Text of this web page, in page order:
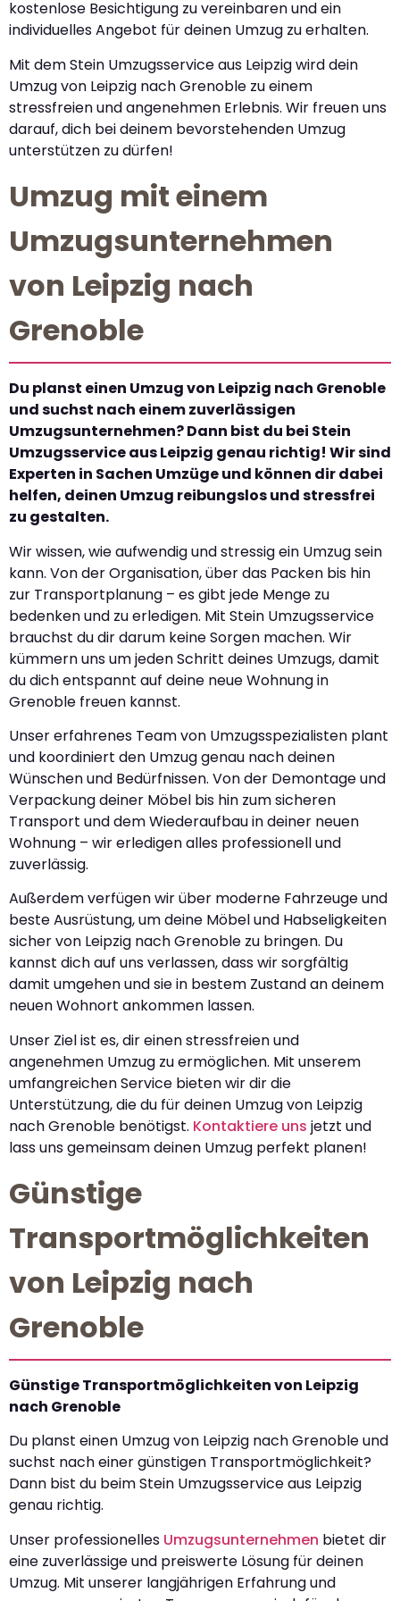
kostenlose Besichtigung zu vereinbaren und ein
individuelles Angebot für deinen Umzug zu erhalten.
Mit dem Stein Umzugsservice aus Leipzig wird dein
Umzug von Leipzig nach Grenoble zu einem
stressfreien und angenehmen Erlebnis. Wir freuen uns
darauf, dich bei deinem bevorstehenden Umzug
unterstützen zu dürfen!
Umzug mit einem
Umzugsunternehmen
von Leipzig nach
Grenoble
Du planst einen Umzug von Leipzig nach Grenoble
und suchst nach einem zuverlässigen
Umzugsunternehmen? Dann bist du bei Stein
Umzugsservice aus Leipzig genau richtig! Wir sind
Experten in Sachen Umzüge und können dir dabei
helfen, deinen Umzug reibungslos und stressfrei
zu gestalten.
Wir wissen, wie aufwendig und stressig ein Umzug sein
kann. Von der Organisation, über das Packen bis hin
zur Transportplanung – es gibt jede Menge zu
bedenken und zu erledigen. Mit Stein Umzugsservice
brauchst du dir darum keine Sorgen machen. Wir
kümmern uns um jeden Schritt deines Umzugs, damit
du dich entspannt auf deine neue Wohnung in
Grenoble freuen kannst.
Unser erfahrenes Team von Umzugsspezialisten plant
und koordiniert den Umzug genau nach deinen
Wünschen und Bedürfnissen. Von der Demontage und
Verpackung deiner Möbel bis hin zum sicheren
Transport und dem Wiederaufbau in deiner neuen
Wohnung – wir erledigen alles professionell und
zuverlässig.
Außerdem verfügen wir über moderne Fahrzeuge und
beste Ausrüstung, um deine Möbel und Habseligkeiten
sicher von Leipzig nach Grenoble zu bringen. Du
kannst dich auf uns verlassen, dass wir sorgfältig
damit umgehen und sie in bestem Zustand an deinem
neuen Wohnort ankommen lassen.
Unser Ziel ist es, dir einen stressfreien und
angenehmen Umzug zu ermöglichen. Mit unserem
umfangreichen Service bieten wir dir die
Unterstützung, die du für deinen Umzug von Leipzig
nach Grenoble benötigst. Kontaktiere uns jetzt und
lass uns gemeinsam deinen Umzug perfekt planen!
Günstige
Transportmöglichkeiten
von Leipzig nach
Grenoble
Günstige Transportmöglichkeiten von Leipzig
nach Grenoble
Du planst einen Umzug von Leipzig nach Grenoble und
suchst nach einer günstigen Transportmöglichkeit?
Dann bist du beim Stein Umzugsservice aus Leipzig
genau richtig.
Unser professionelles Umzugsunternehmen bietet dir
eine zuverlässige und preiswerte Lösung für deinen
Umzug. Mit unserer langjährigen Erfahrung und